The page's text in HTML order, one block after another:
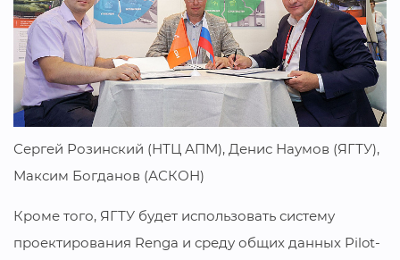
Сергей Розинский (НТЦ АПМ), Денис Наумов (ЯГТУ),
Максим Богданов (АСКОН)
Кроме того, ЯГТУ будет использовать систему
проектирования Renga и среду общих данных Pilot-